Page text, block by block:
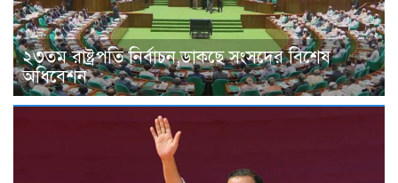
২৩তম রাষ্ট্রপতি নির্বাচন,ডাকছে সংসদের বিশেষ
অধিবেশন